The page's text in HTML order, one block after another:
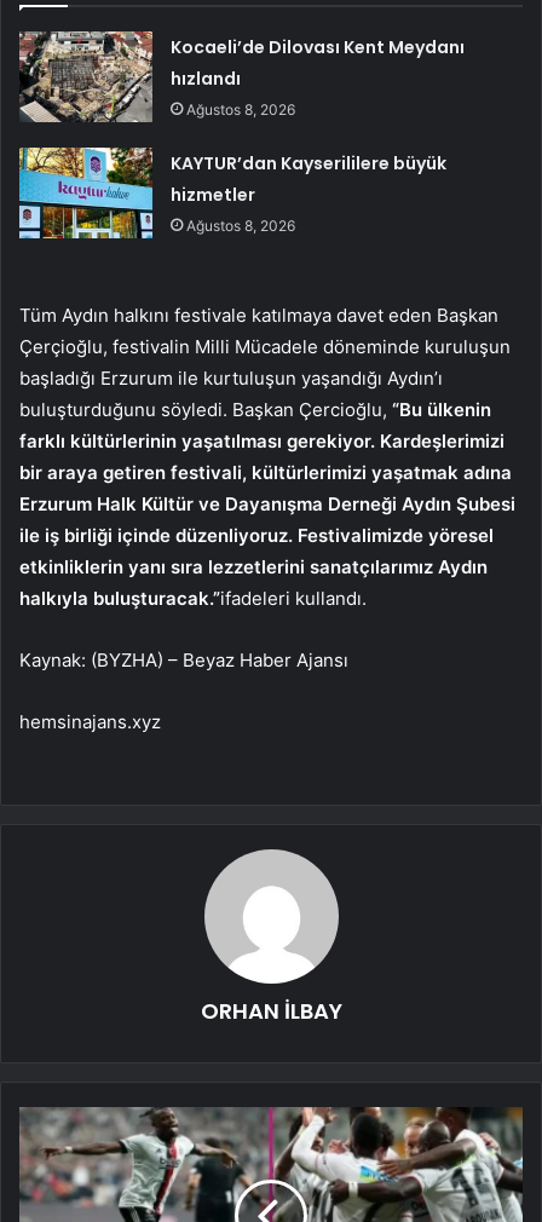
Kocaeli’de Dilovası Kent Meydanı
hızlandı
Ağustos 8, 2026
KAYTUR’dan Kayserililere büyük
hizmetler
Ağustos 8, 2026
Tüm Aydın halkını festivale katılmaya davet eden Başkan
Çerçioğlu, festivalin Milli Mücadele döneminde kuruluşun
başladığı Erzurum ile kurtuluşun yaşandığı Aydın’ı
buluşturduğunu söyledi. Başkan Çercioğlu, “Bu ülkenin
farklı kültürlerinin yaşatılması gerekiyor. Kardeşlerimizi
bir araya getiren festivali, kültürlerimizi yaşatmak adına
Erzurum Halk Kültür ve Dayanışma Derneği Aydın Şubesi
ile iş birliği içinde düzenliyoruz. Festivalimizde yöresel
etkinliklerin yanı sıra lezzetlerini sanatçılarımız Aydın
halkıyla buluşturacak.”ifadeleri kullandı.
Kaynak: (BYZHA) – Beyaz Haber Ajansı
hemsinajans.xyz
ORHAN İLBAY